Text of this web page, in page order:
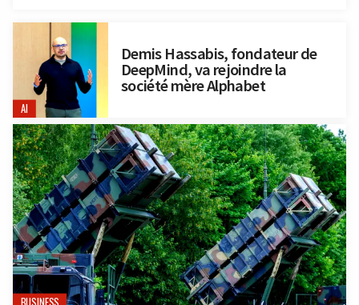
AI
Demis Hassabis, fondateur de
DeepMind, va rejoindre la
société mère Alphabet